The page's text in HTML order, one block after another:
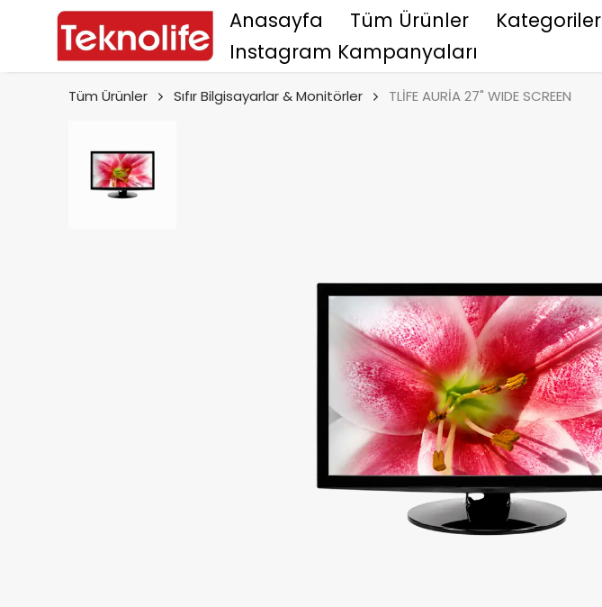
Anasayfa Tüm Ürünler
Kategoriler
Instagram Kampanyaları
Tüm Ürünler Sıfır Bilgisayarlar & Monitörler TLİFE AURİA 27" WIDE SCREEN